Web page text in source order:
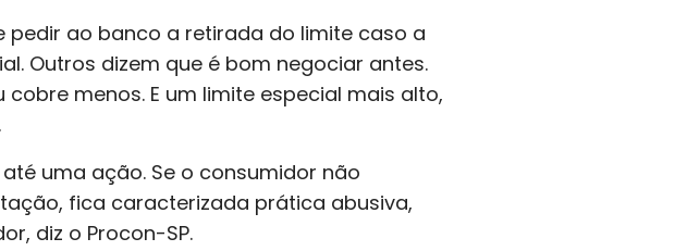
pedir ao banco a retirada do limite caso a
Outros dizem que é bom negociar antes.
menos. E um limite especial mais alto,
uma ação. Se o consumidor não
fica caracterizada prática abusiva,
diz o Procon-SP.